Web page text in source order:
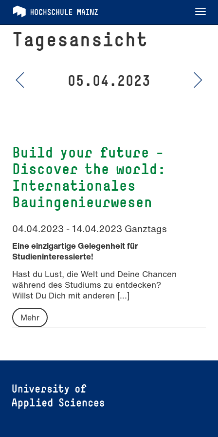
Tagesansicht
05.04.2023
Build your future -
Discover the world:
Internationales
Bauingenieurwesen
04.04.2023 - 14.04.2023 Ganztags
Eine einzigartige Gelegenheit für
Studieninteressierte!
Hast du Lust, die Welt und Deine Chancen
während des Studiums zu entdecken?
Willst Du Dich mit anderen [...]
Mehr